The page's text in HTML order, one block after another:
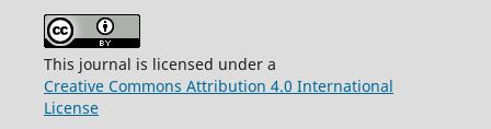
This journal is licensed under a
Creative Commons Attribution 4.0 International
License